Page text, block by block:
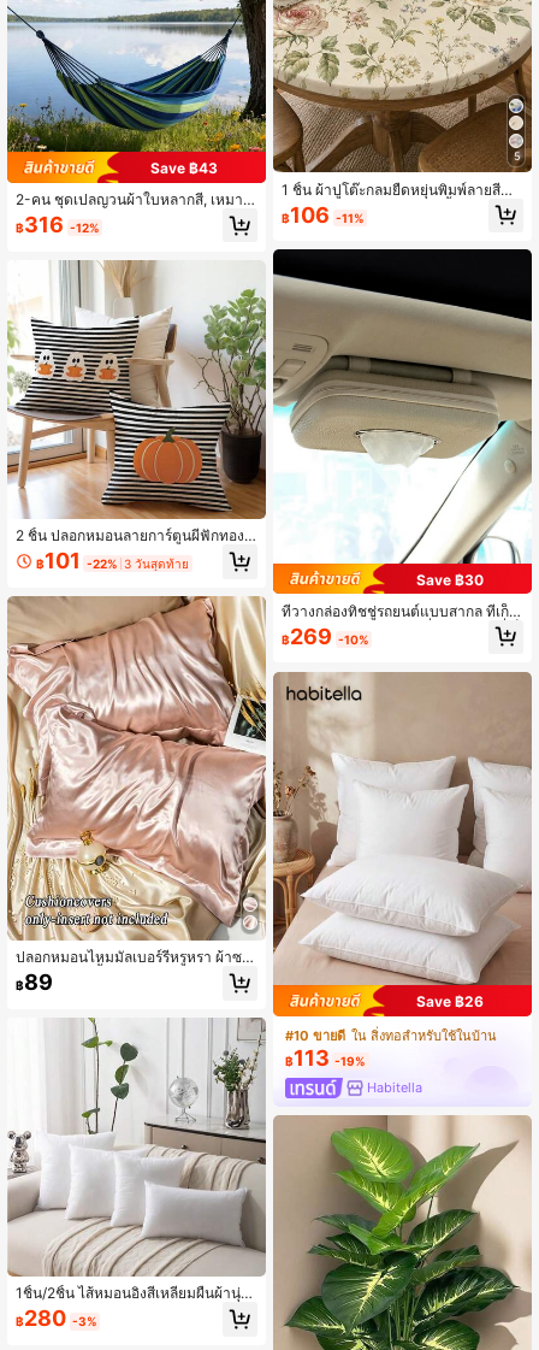
Save ฿43
2-คน ชุดเปลญวนผ้าใบหลากสี, เหมาะ
สำหรับลานบ้าน, สวน, สนามหลังบ้าน แ
ละการใช้งานในร่ม/กลางแจ้ง - มีกระเป๋
กรณ์ตั้งแคมป์
฿316 -12%
2 ชิ้น ปลอกหมอนลายการ์ตูนผีฟักทองล
ายทางสีดำและสีขาวสำหรับวันฮาโลวีน
พิมพ์ด้านเดียว วัสดุผิวพีชกำมะหยี่ที่เป็น
หรับตกแต่งบ้าน ห้องนอน ห้องนั่งเล่น ป
ลอกหมอนตกแต่งวันฮาโลวีนแบบง่าย
ของขวัญวันหยุด ไม่มีไส้หมอน
฿101 -22% 3 วันสุดท้าย
ปลอกหมอนไหมมัลเบอร์รี่หรูหรา ผ้าซา
ติน 25 มม. สีพื้น ปิดแบบซอง ซักมือเท่า
นั้น 120-140 กรัม/ตารางเมตร - เนื้อนุ่
องนอนเดินทางป้องกันสิ่งสกปรก
฿89
1ชิ้น/2ชิ้น ไส้หมอนอิงสี่เหลี่ยมผืนผ้านุ่ม
และฟู, ไม่มีใยเรืองแสง, บรรจุด้วยกำมะ
หยี่ยืดหยุ่นสูง. ไส้หมอนสีขาวเหมาะสำห
฿280 -3%
5
1 ชิ้น ผ้าปูโต๊ะกลมยืดหยุ่นพิมพ์ลายสีน้ำ
ย้อนยุค นุ่มและทนทาน ใช้ซ้ำได้ เหมาะ
สำหรับโต๊ะกลม เหมาะสำหรับการใช้งา
เฟ่ และการตกแต่งบ้าน
฿106 -11%
Save ฿30
ที่วางกล่องทิชชู่รถยนต์แบบสากล ที่เก็บ
ทิชชู่บนบังแดดรถยนต์ ที่จัดระเบียบที่เก็
บทิชชู่ ที่จ่ายทิชชู่แบบแขวน อุปกรณ์เส
ารจัดเก็บยานพาหนะ ที่ยึดกล่องทิชชู่แบ
บพกพา
฿269 -10%
Save ฿26
#10 ขายดี ใน สิ่งทอสำหรับใช้ในบ้าน
฿113 -19%
Habitella